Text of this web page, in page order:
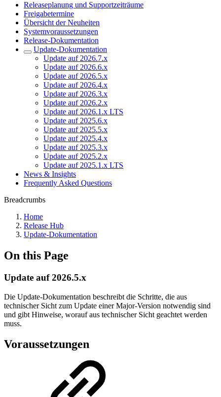
Releaseplanung und Supportzeiträume
Freigabetermine
Übersicht der Neuheiten
Systemvoraussetzungen
Release-Dokumentation
Update-Dokumentation
Update auf 2026.7.x
Update auf 2026.6.x
Update auf 2026.5.x
Update auf 2026.4.x
Update auf 2026.3.x
Update auf 2026.2.x
Update auf 2026.1.x LTS
Update auf 2025.6.x
Update auf 2025.5.x
Update auf 2025.4.x
Update auf 2025.3.x
Update auf 2025.2.x
Update auf 2025.1.x LTS
News & Insights
Frequently Asked Questions
Breadcrumbs
Home
Release Hub
Update-Dokumentation
On this Page
Update auf 2026.5.x
Die Update-Dokumentation beschreibt die Schritte, die aus
technischer Sicht zum Update einer Major-Version notwendig sind
und gibt Hinweise, worauf aus technischer Sicht geachtet werden
muss.
Voraussetzungen